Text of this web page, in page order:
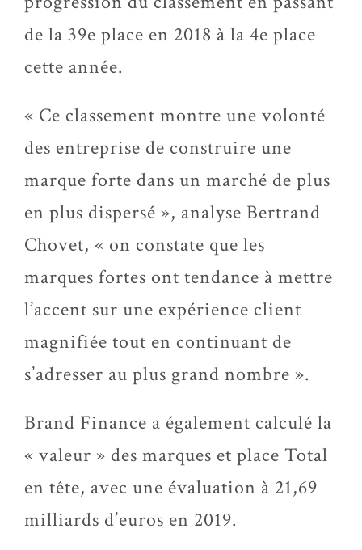
de la 39e place en 2018 à la 4e place
cette année.
« Ce classement montre une volonté
des entreprise de construire une
marque forte dans un marché de plus
en plus dispersé », analyse Bertrand
Chovet, « on constate que les
marques fortes ont tendance à mettre
l’accent sur une expérience client
magnifiée tout en continuant de
s’adresser au plus grand nombre ».
Brand Finance a également calculé la
« valeur » des marques et place Total
en tête, avec une évaluation à 21,69
milliards d’euros en 2019.